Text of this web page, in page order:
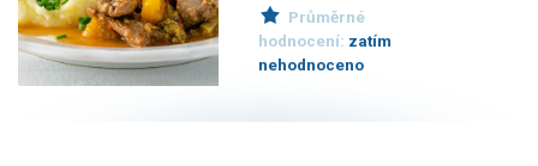
Průměrné
hodnocení: zatím
nehodnoceno